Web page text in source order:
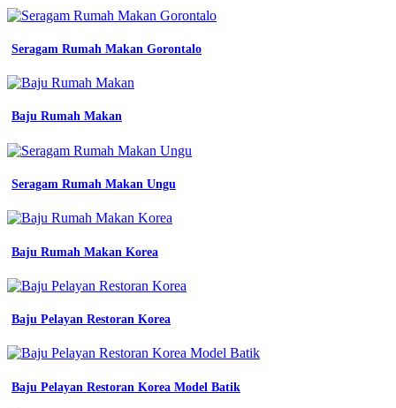
seragam
pria
abu
kemeja
warna
abu
abu
baju
putih
seragam
bahan
drill
seragam
lapangan
biru
Seragam Rumah Makan Gorontalo
Baju Rumah Makan
Seragam Rumah Makan Ungu
Baju Rumah Makan Korea
Baju Pelayan Restoran Korea
Baju Pelayan Restoran Korea Model Batik